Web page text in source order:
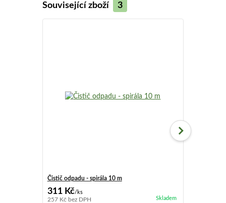
Související zboží 3
Čistič odpadu - spirála 10 m
311 Kč/ks
257 Kč bez DPH Skladem